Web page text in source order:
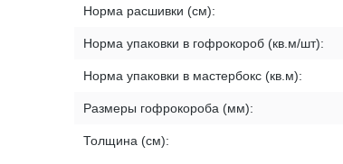
Норма расшивки (см):
Норма упаковки в гофрокороб (кв.м/шт):
Норма упаковки в мастербокс (кв.м):
Размеры гофрокороба (мм):
Толщина (см):